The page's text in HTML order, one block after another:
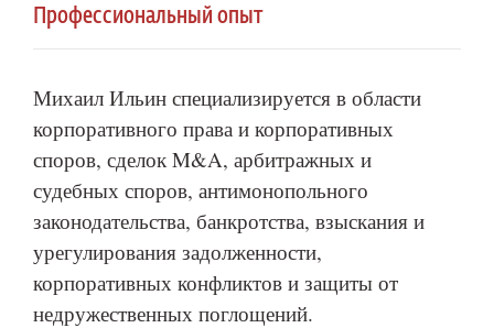
Профессиональный опыт
Михаил Ильин специализируется в области
корпоративного права и корпоративных
споров, сделок M&A, арбитражных и
судебных споров, антимонопольного
законодательства, банкротства, взыскания и
урегулирования задолженности,
корпоративных конфликтов и защиты от
недружественных поглощений.